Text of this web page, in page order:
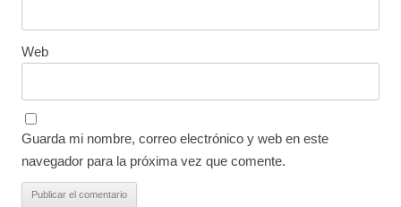
Web
Guarda mi nombre, correo electrónico y web en este
navegador para la próxima vez que comente.